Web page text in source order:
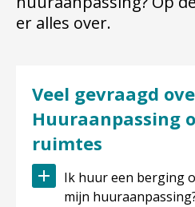
er alles over.
Veel gevraagd over
Huuraanpassing
ruimtes
Ik huur een berging of tuin. Wat wordt
mijn